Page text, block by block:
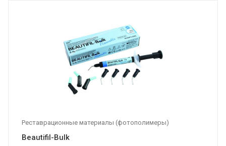
Реставрационные материалы (фотополимеры)
Beautifil-Bulk